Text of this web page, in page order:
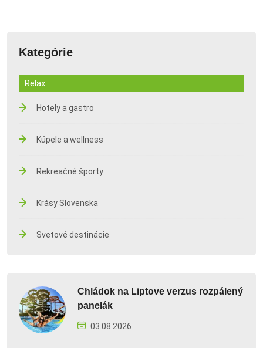
Kategórie
Relax
Hotely a gastro
Kúpele a wellness
Rekreačné športy
Krásy Slovenska
Svetové destinácie
Chládok na Liptove verzus rozpálený
panelák
03.08.2026